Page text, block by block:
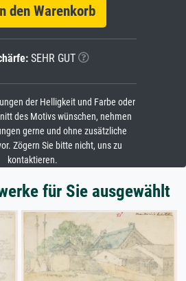
Warenkorb
SEHR GUT
der Helligkeit und Farbe oder
des Motivs wünschen, nehmen
gerne und ohne zusätzliche
Zögern Sie bitte nicht, uns zu
kontaktieren.
für Sie ausgewählt